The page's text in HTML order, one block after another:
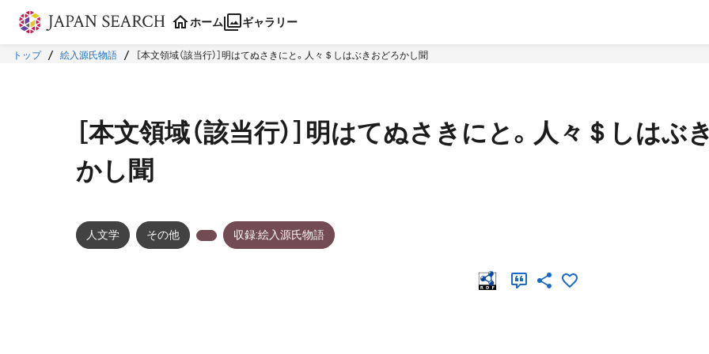
本文に飛ぶ
ホーム ギャラリー
トップ 絵入源氏物語 ［本文領域（該当行）］明はてぬさきにと。人々＄しはぶきおどろかし聞
［本文領域（該当行）］明はてぬさきにと。人々＄しはぶ
かし聞
人文学 その他 収録:絵入源氏物語